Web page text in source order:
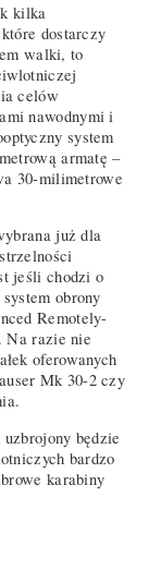
kilka
dostarczy
walki, to
celów
nawodnymi i
system
armatę –
30-milimetrowe
już dla
jeśli chodzi o
obrony
Remotely-
Na razie nie
oferowanych
Mk 30-2 czy
będzie
bardzo
karabiny